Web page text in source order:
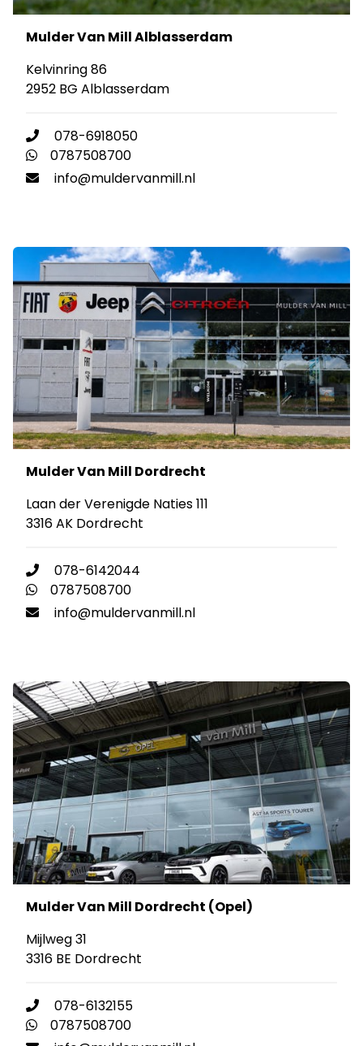
Mulder Van Mill Alblasserdam
Kelvinring 86
2952 BG Alblasserdam
078-6918050
0787508700
info@muldervanmill.nl
Mulder Van Mill Dordrecht
Laan der Verenigde Naties 111
3316 AK Dordrecht
078-6142044
0787508700
info@muldervanmill.nl
Mulder Van Mill Dordrecht (Opel)
Mijlweg 31
3316 BE Dordrecht
078-6132155
0787508700